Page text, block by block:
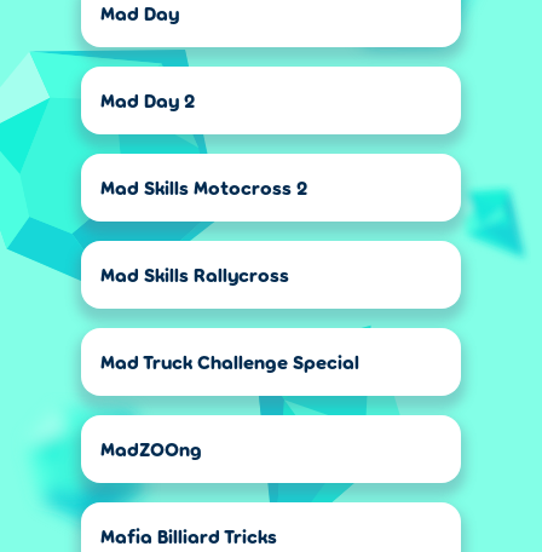
Mad Day
Mad Day 2
Mad Skills Motocross 2
Mad Skills Rallycross
Mad Truck Challenge Special
MadZOOng
Mafia Billiard Tricks